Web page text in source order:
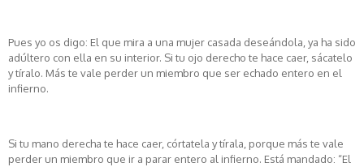
Pues yo os digo: El que mira a una mujer casada deseándola, ya ha sido
adúltero con ella en su interior. Si tu ojo derecho te hace caer, sácatelo
y tíralo. Más te vale perder un miembro que ser echado entero en el
infierno.
Si tu mano derecha te hace caer, córtatela y tírala, porque más te vale
perder un miembro que ir a parar entero al infierno. Está mandado: “El